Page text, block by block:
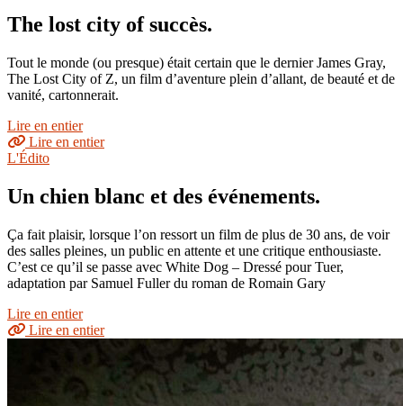
The lost city of succès.
Tout le monde (ou presque) était certain que le dernier James Gray,
The Lost City of Z, un film d’aventure plein d’allant, de beauté et de
vanité, cartonnerait.
Lire en entier
Lire en entier
L'Édito
Un chien blanc et des événements.
Ça fait plaisir, lorsque l’on ressort un film de plus de 30 ans, de voir
des salles pleines, un public en attente et une critique enthousiaste.
C’est ce qu’il se passe avec White Dog – Dressé pour Tuer,
adaptation par Samuel Fuller du roman de Romain Gary
Lire en entier
Lire en entier